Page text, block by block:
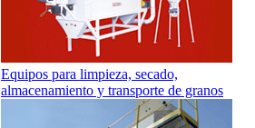
Equipos para limpieza, secado,
almacenamiento y transporte de granos